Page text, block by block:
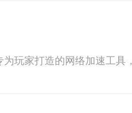
玩家打造的网络加速工具